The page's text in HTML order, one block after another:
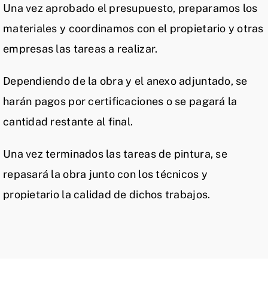
Una vez aprobado el presupuesto, preparamos los
materiales y coordinamos con el propietario y otras
empresas las tareas a realizar.
Dependiendo de la obra y el anexo adjuntado, se
harán pagos por certificaciones o se pagará la
cantidad restante al final.
Una vez terminados las tareas de pintura, se
repasará la obra junto con los técnicos y
propietario la calidad de dichos trabajos.